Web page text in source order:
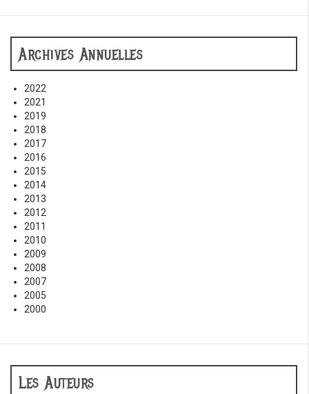
Archives Annuelles
2022
2021
2019
2018
2017
2016
2015
2014
2013
2012
2011
2010
2009
2008
2007
2005
2000
Les Auteurs